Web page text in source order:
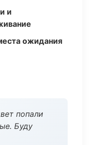
и
ожидания
попали
Буду